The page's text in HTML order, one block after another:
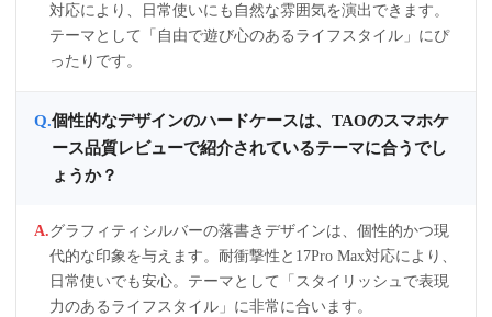
対応により、日常使いにも自然な雰囲気を演出できます。
テーマとして「自由で遊び心のあるライフスタイル」にぴ
ったりです。
個性的なデザインのハードケースは、TAOのスマホケ
ース品質レビューで紹介されているテーマに合うでし
ょうか？
グラフィティシルバーの落書きデザインは、個性的かつ現
代的な印象を与えます。耐衝撃性と17Pro Max対応により、
日常使いでも安心。テーマとして「スタイリッシュで表現
力のあるライフスタイル」に非常に合います。